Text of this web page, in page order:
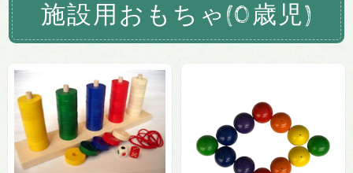
施設用おもちゃ(0歳児)